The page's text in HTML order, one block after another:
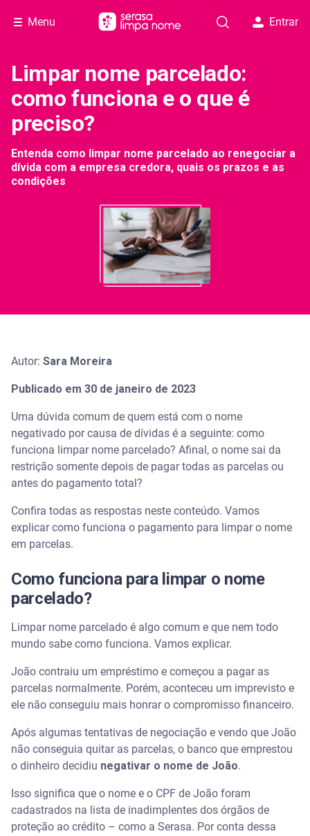
Menu Entrar
Limpar nome parcelado:
como funciona e o que é
preciso?
Entenda como limpar nome parcelado ao renegociar a
dívida com a empresa credora, quais os prazos e as
condições
Autor: Sara Moreira
Publicado em 30 de janeiro de 2023
Uma dúvida comum de quem está com o nome
negativado por causa de dívidas é a seguinte: como
funciona limpar nome parcelado? Afinal, o nome sai da
restrição somente depois de pagar todas as parcelas ou
antes do pagamento total?
Confira todas as respostas neste conteúdo. Vamos
explicar como funciona o pagamento para limpar o nome
em parcelas.
Como funciona para limpar o nome
parcelado?
Limpar nome parcelado é algo comum e que nem todo
mundo sabe como funciona. Vamos explicar.
João contraiu um empréstimo e começou a pagar as
parcelas normalmente. Porém, aconteceu um imprevisto e
ele não conseguiu mais honrar o compromisso financeiro.
Após algumas tentativas de negociação e vendo que João
não conseguia quitar as parcelas, o banco que emprestou
o dinheiro decidiu negativar o nome de João.
Isso significa que o nome e o CPF de João foram
cadastrados na lista de inadimplentes dos órgãos de
proteção ao crédito – como a Serasa. Por conta dessa